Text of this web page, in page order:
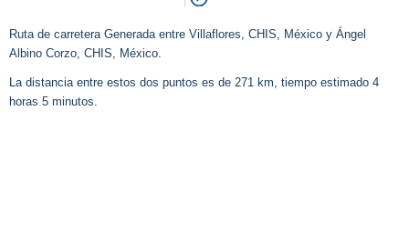
Ruta de carretera Generada entre Villaflores, CHIS, México y Ángel
Albino Corzo, CHIS, México.
La distancia entre estos dos puntos es de 271 km, tiempo estimado 4
horas 5 minutos.